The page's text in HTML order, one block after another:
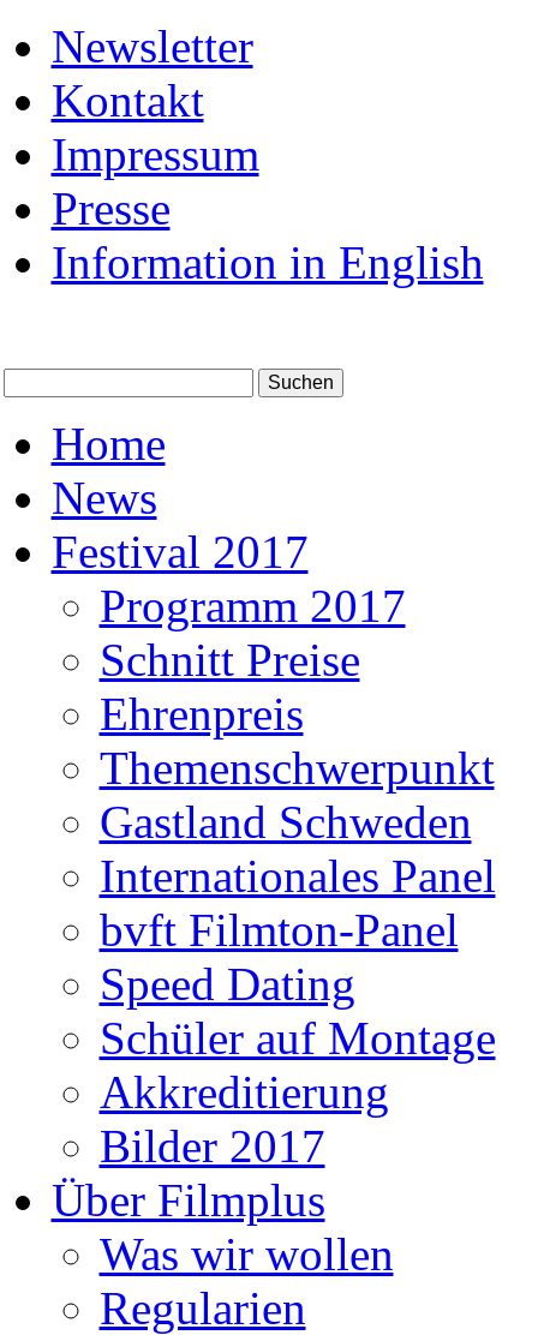
Newsletter
Kontakt
Impressum
Presse
Information in English
Home
News
Festival 2017
Programm 2017
Schnitt Preise
Ehrenpreis
Themenschwerpunkt
Gastland Schweden
Internationales Panel
bvft Filmton-Panel
Speed Dating
Schüler auf Montage
Akkreditierung
Bilder 2017
Über Filmplus
Was wir wollen
Regularien